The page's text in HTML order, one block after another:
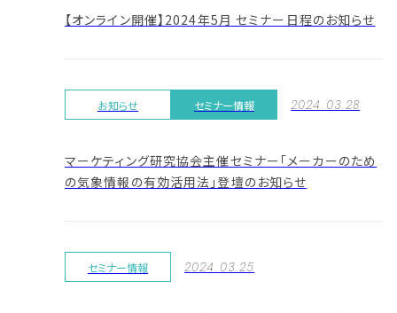
【オンライン開催】2024年5月 セミナー日程のお知らせ
お知らせ セミナー情報 2024.03.28
マーケティング研究協会主催セミナー「メーカーのため
の気象情報の有効活用法」登壇のお知らせ
セミナー情報 2024.03.25